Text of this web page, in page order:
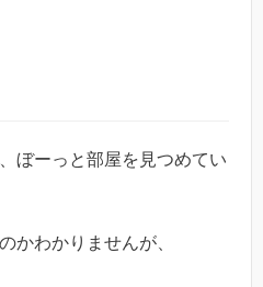
ぼーっと部屋を見つめてい
かわかりませんが、